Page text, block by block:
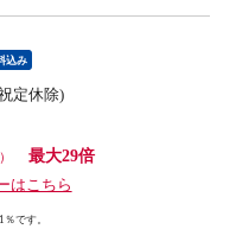
込み
定休除)
最大29倍
はこちら
です。